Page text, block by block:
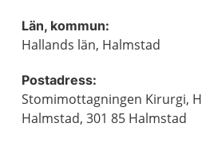
Län, kommun:
Hallands län, Halmstad
Postadress:
Stomimottagningen Kirurgi,
Halmstad, 301 85 Halmstad